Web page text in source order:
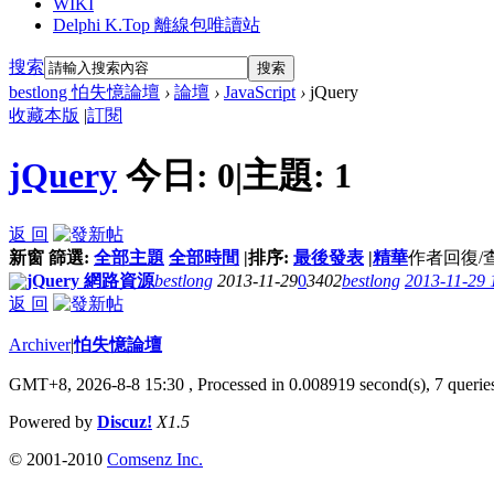
WIKI
Delphi K.Top 離線包唯讀站
搜索 搜索
bestlong 怕失憶論壇 › 論壇 › JavaScript › jQuery
收藏本版 |訂閱
jQuery 今日: 0|主題: 1
返 回
新窗 篩選: 全部主題 全部時間 |排序: 最後發表 |精華作者回復/
jQuery 網路資源bestlong 2013-11-2903402bestlong 2013-11-29
返 回
Archiver|怕失憶論壇
GMT+8, 2026-8-8 15:30 , Processed in 0.008919 second(s), 7
Powered by Discuz! X1.5
© 2001-2010 Comsenz Inc.